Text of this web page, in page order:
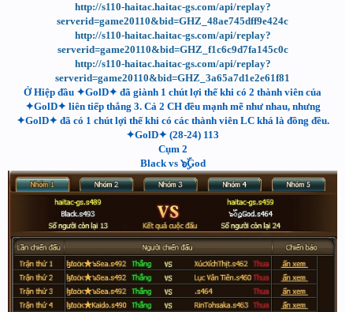
http://s110-haitac.haitac-gs.com/api/replay?
serverid=game20110&bid=GHZ_48ae745dff9e424c
http://s110-haitac.haitac-gs.com/api/replay?
serverid=game20110&bid=GHZ_f1c6c9d7fa145c0c
http://s110-haitac.haitac-gs.com/api/replay?
serverid=game20110&bid=GHZ_3a65a7d1e2e61f81
Ở Hiệp đầu ✦GolD✦ đã giành 1 chút lợi thế khi có 2 thành viên của
✦GolD✦ liên tiếp thắng 3. Cả 2 CH đều mạnh mẽ như nhau, nhưng
✦GolD✦ đã có 1 chút lợi thế khi có các thành viên LC khá là đồng đều.
✦GolD✦ (28-24) 113
Cụm 2
Black vs ๖ۣۜGod